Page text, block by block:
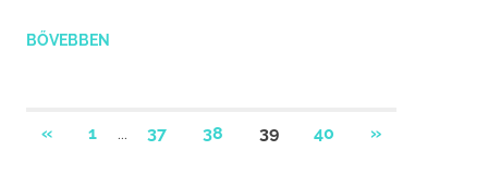
BŐVEBBEN
Bejegyzések
«PREVIOUS
1 … 37 38 39 40
NEXT
»